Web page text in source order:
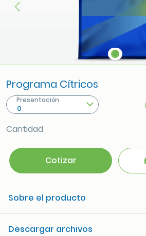
Anterior
Programa Cítricos
0
Presentación
Cantidad
Cotizar
Sobre el producto
Descargar archivos